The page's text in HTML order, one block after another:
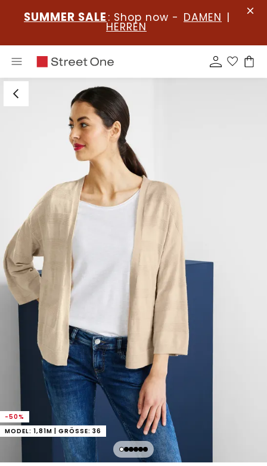
SUMMER SALE : Shop now - DAMEN |
HERREN
-50%
MODEL: 1,81M | GRÖSSE: 36